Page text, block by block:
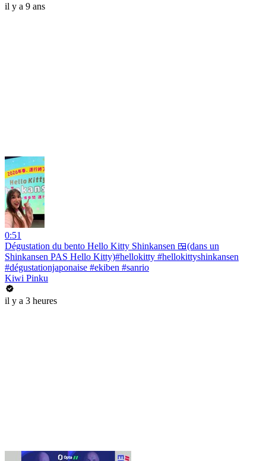
il y a 9 ans
0:51
Dégustation du bento Hello Kitty Shinkansen 🍱(dans un
Shinkansen PAS Hello Kitty)#hellokitty #hellokittyshinkansen
#dégustationjaponaise #ekiben #sanrio
Kiwi Pinku
il y a 3 heures